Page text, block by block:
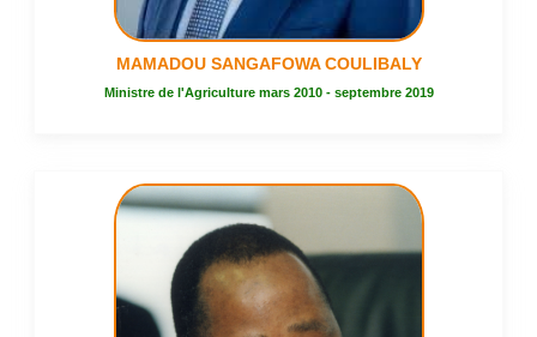
MAMADOU SANGAFOWA COULIBALY
Ministre de l'Agriculture mars 2010 - septembre 2019